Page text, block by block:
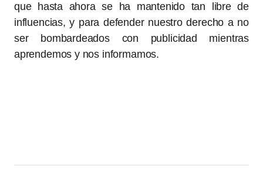
que hasta ahora se ha mantenido tan libre de
influencias, y para defender nuestro derecho a no
ser bombardeados con publicidad mientras
aprendemos y nos informamos.